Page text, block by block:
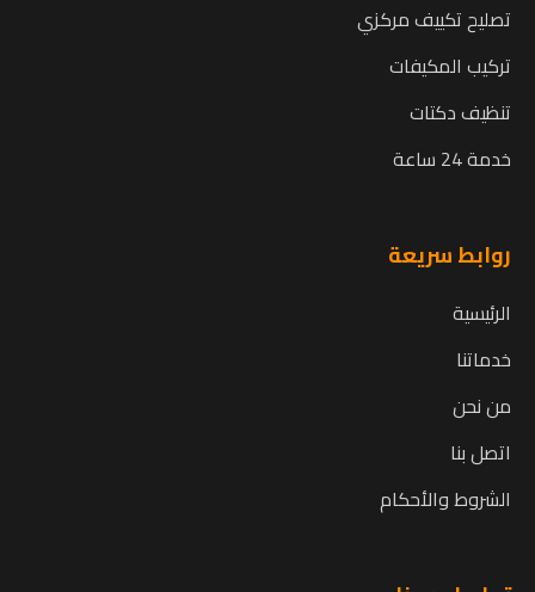
تصليح تكييف مركزي
تركيب المكيفات
تنظيف دكتات
خدمة 24 ساعة
روابط سريعة
الرئيسية
خدماتنا
من نحن
اتصل بنا
الشروط والأحكام